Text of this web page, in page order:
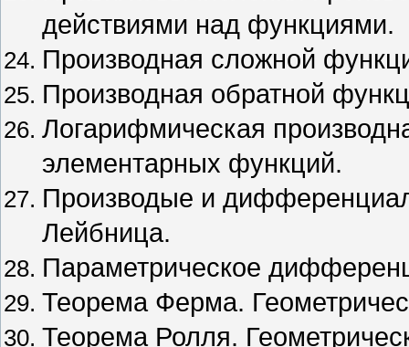
действиями над функциями.
Производная сложной
Производная обратной
Логарифмическая
элементарных функций.
Производые и
Лейбница.
Параметрическое
Теорема Ферма.
Теорема Ролля.